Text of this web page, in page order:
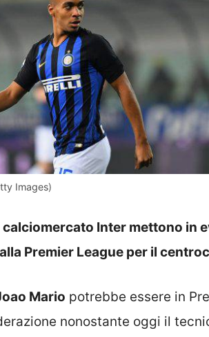
Images)
calciomercato Inter mettono in
Premier League per il
Mario potrebbe essere in
nonostante oggi il